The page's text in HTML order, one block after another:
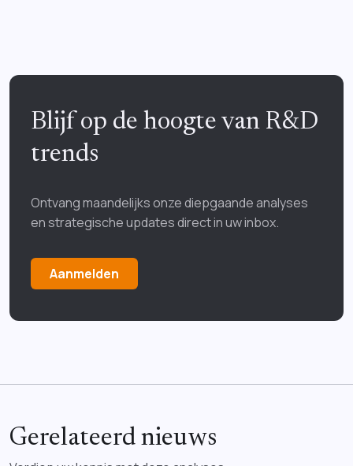
Blijf op de hoogte van R&D
trends
Ontvang maandelijks onze diepgaande analyses
en strategische updates direct in uw inbox.
Aanmelden
Gerelateerd nieuws